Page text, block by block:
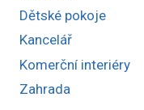
Dětské pokoje
Kancelář
Komerční interiéry
Zahrada